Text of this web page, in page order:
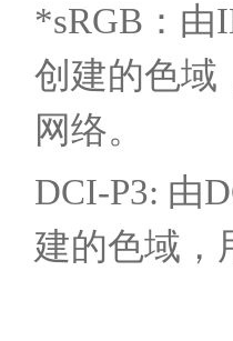
*sRGB：由
创建的色域
网络。
DCI-P3: 由
建的色域，